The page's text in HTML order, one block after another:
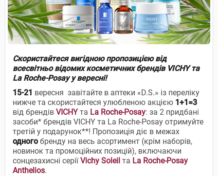
Скористайтеся вигідною пропозицією від
всесвітньо відомих косметичних брендів VICHY та
La Roche-Posay у вересні!
15-21 вересня завітайте в аптеки «D.S.» із переліку
нижче та скористайтеся улюбленою акцією 1+1=3
від брендів VICHY та La Roche-Posay: за 2 придбані
засоби* брендів VICHY та La Roche-Posay отримуйте
третій у подарунок**! Пропозиція діє в межах
одногобренду на весь асортимент (крім наборів,
новинок та промоційних позицій), включаючи
сонцезахисні серіїVichy Soleil та La Roche-Posay
Anthelios.